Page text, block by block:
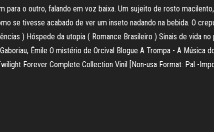
o outro, falando em voz baixa. Um sujeito de rosto
se tivesse acabado de ver um inseto nadando na bebida. O
) Hóspede da utopia ( Romance Brasileiro ) Sinais de vida no
Émile O mistério de Orcival Blogue A Trompa - A Música
Forever Complete Collection Vinil [Non-usa Format: Pal -